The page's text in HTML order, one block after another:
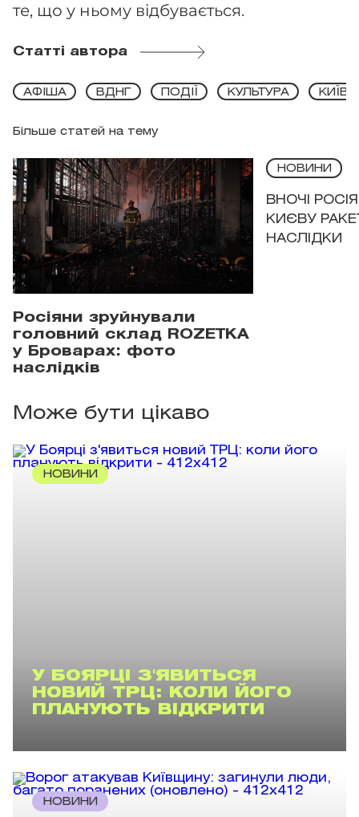
те, що у ньому відбувається.
Статті автора
Більше статей на тему
АФІША ВДНГ ПОДІЇ КУЛЬТУРА
Росіяни зруйнували
головний склад ROZETKA
у Броварах: фото
наслідків
НОВИНИ
ВНОЧІ
КИЄВУ
НАСЛІДКИ
Може бути цікаво
НОВИНИ
У БОЯРЦІ З'ЯВИТЬСЯ
НОВИЙ ТРЦ: КОЛИ ЙОГО
ПЛАНУЮТЬ ВІДКРИТИ
НОВИНИ